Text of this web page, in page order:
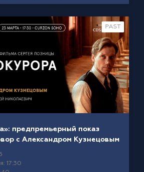
PAST
предпремьерный показ
с Александром Кузнецовым
17:30